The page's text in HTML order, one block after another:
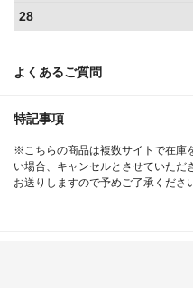
よくあるご質問
特記事項
※こちらの商品は複数サイトで在庫
い場合、キャンセルとさせていただ
お送りしますので予めご了承くださ
28